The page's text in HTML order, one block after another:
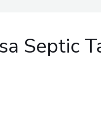
Septic